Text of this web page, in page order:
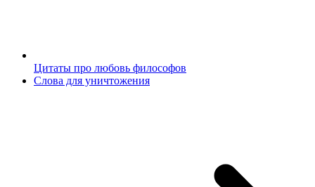
Цитаты про любовь философов
Слова для уничтожения